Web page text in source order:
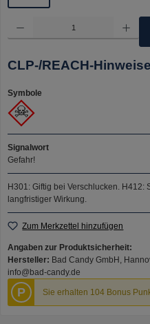
CLP-/REACH-Hinweise
Symbole
Signalwort
Gefahr!
H301: Giftig bei Verschlucken. H412:
langfristiger Wirkung.
Zum Merkzettel hinzufügen
Angaben zur Produktsicherheit:
Hersteller: Bad Candy GmbH,
info@bad-candy.de
P Sie erhalten 104 Bonus